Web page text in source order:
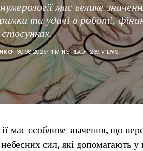
має велике
та удачі в роботі,
стосунках.
30.08.2025 1 MINS READ 239 VIEWS
має особливе значення, що
сил, які допомагають